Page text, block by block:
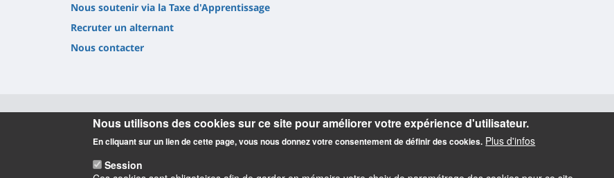
Nous soutenir via la Taxe d'Apprentissage
Recruter un alternant
Nous contacter
Informations
Nous utilisons des cookies sur ce site pour améliorer votre expérience d'utilisateur.
En cliquant sur un lien de cette page, vous nous donnez votre consentement de définir des cookies. Plus d'infos
Session